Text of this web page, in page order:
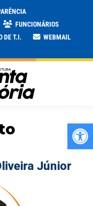
FUNCIONÁRIOS
DE T.I.
WEBMAIL
Júnior